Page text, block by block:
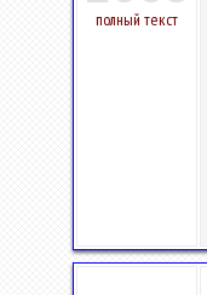
полный текст